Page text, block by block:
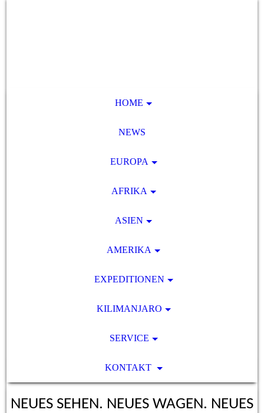
HOME
NEWS
EUROPA
AFRIKA
ASIEN
AMERIKA
EXPEDITIONEN
KILIMANJARO
SERVICE
KONTAKT
NEUES SEHEN. NEUES WAGEN. NEUES